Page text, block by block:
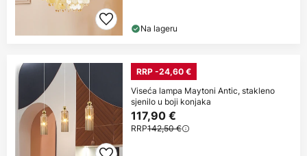
Na lageru
RRP -24,60 €
Viseća lampa Maytoni Antic, stakleno
sjenilo u boji konjaka
117,90 €
RRP142,50 €